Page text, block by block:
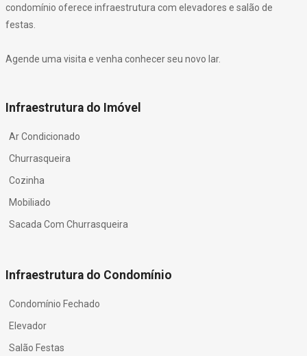
condomínio oferece infraestrutura com elevadores e salão de
festas.
Agende uma visita e venha conhecer seu novo lar.
Infraestrutura do Imóvel
Ar Condicionado
Churrasqueira
Cozinha
Mobiliado
Sacada Com Churrasqueira
Infraestrutura do Condomínio
Condomínio Fechado
Elevador
Salão Festas